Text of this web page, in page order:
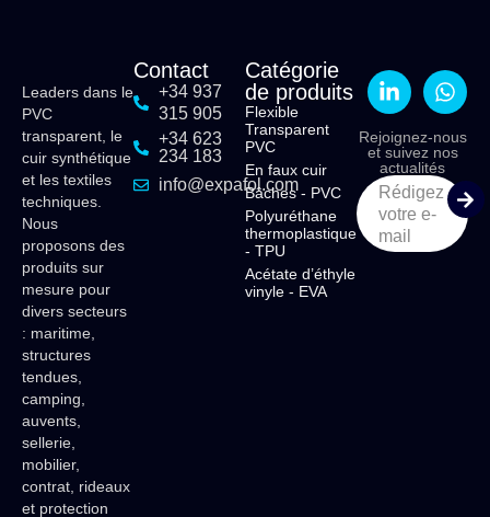
Leaders dans le
PVC
transparent, le
cuir synthétique
et les textiles
techniques.
Nous
proposons des
produits sur
mesure pour
divers secteurs
: maritime,
structures
tendues,
camping,
auvents,
sellerie,
mobilier,
contrat, rideaux
et protection
Contact
+34 937
315 905
+34 623
234 183
info@expafol.com
Catégorie
de produits
Flexible
Transparent
PVC
En faux cuir
Bâches - PVC
Polyuréthane
thermoplastique
- TPU
Acétate d’éthyle
vinyle - EVA
Rejoignez-nous
et suivez nos
actualités
Rédigez
votre e-
mail